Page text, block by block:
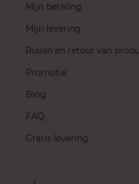
Mijn betaling
Mijn levering
Ruilen en retour van
Promotie
Blog
FAQ
Gratis levering